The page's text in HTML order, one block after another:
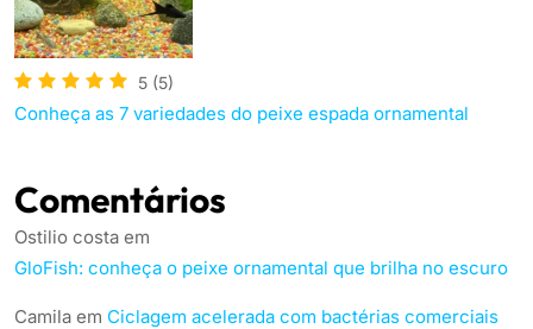
5 (5)
Conheça as 7 variedades do peixe espada ornamental
Comentários
Ostilio costa em
GloFish: conheça o peixe ornamental que brilha no escuro
Camila em Ciclagem acelerada com bactérias comerciais